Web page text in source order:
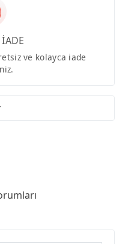
ve kolayca iade